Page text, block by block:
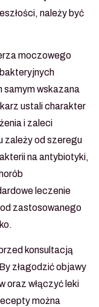
należy być
moczowego
samym wskazana
ustali charakter
i zaleci
zależy od szeregu
na antybiotyki,
leczenie
zastosowanego
konsultacją
złagodzić objawy
oraz włączyć leki
można